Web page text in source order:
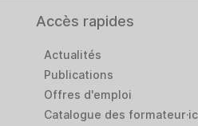
Accès rapides
Actualités
Publications
Offres d'emploi
Catalogue des